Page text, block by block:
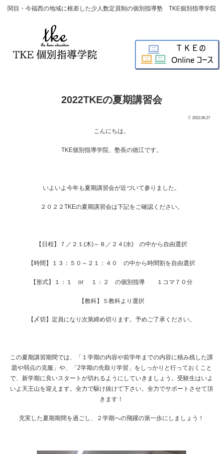
関目・今福西の地域に根差した少人数定員制の個別指導塾 TKE個別指導学院
2022TKEの夏期講習会
2022.06.27
こんにちは。
TKE個別指導学院、塾長の徳江です。
いよいよ今年も夏期講習会が近づいて参りました。
２０２２TKEの夏期講習会は下記をご確認ください。
【日程】７／２１(木)～８／２４(水) の中から自由選択
【時間】１３：５０～２１：４０ の中から時間割を自由選択
【形式】１：１ or １：２ の個別指導 １コマ７０分
【教科】５教科より選択
【〆切】定員になり次第締め切ります。予めご了承ください。
この夏期講習期間では、「１学期の内容や前学年までの内容に積み残した課
題や弱点の克服」や、「2学期の先取り学習」をしっかりと行っておくこと
で、新学期に良いスタートが切れるようにしていきましょう。受験生はいよ
いよ天王山を迎えます。全力で駆け抜けて下さい。全力でサポートさせて頂
きます！
充実した夏期期間を過ごし、２学期への飛躍の第一歩にしましょう！